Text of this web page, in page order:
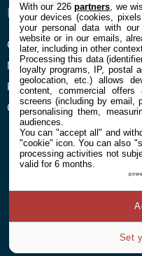
ENTREPRISE
Confidentialité et Cookies
Mentions légales et CGU
Préférences Cookies
Qui sommes nous
© 2026 Galaxie
With our 226partners , we
your devices (cookies,
your personal data with
website or in our emails,
later, including in other
Processing this data
loyalty programs, IP, postal
geolocation, etc.) allows
content, commercial
screens (including by email,
personalising them,
audiences.
You can "accept all" and
"cookie" icon. You can also
processing activities not
valid for 6 months.
Set